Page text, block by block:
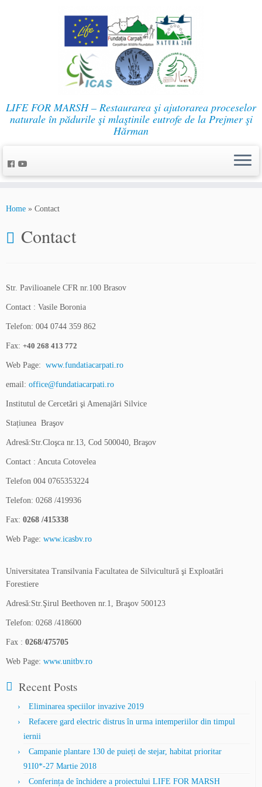
LIFE FOR MARSH – Restaurarea şi ajutorarea proceselor
naturale în pădurile şi mlaştinile eutrofe de la Prejmer şi
Hărman
Home » Contact
Contact
Str. Pavilioanele CFR nr.100 Brasov
Contact : Vasile Boronia
Telefon: 004 0744 359 862
Fax: +40 268 413 772
Web Page: www.fundatiacarpati.ro
email: office@fundatiacarpati.ro
Institutul de Cercetări şi Amenajări Silvice
Stațiunea Braşov
Adresă:Str.Cloşca nr.13, Cod 500040, Braşov
Contact : Ancuta Cotovelea
Telefon 004 0765353224
Telefon: 0268 /419936
Fax: 0268 /415338
Web Page: www.icasbv.ro
Universitatea Transilvania Facultatea de Silvicultură şi Exploatări
Forestiere
Adresă:Str.Şirul Beethoven nr.1, Braşov 500123
Telefon: 0268 /418600
Fax : 0268/475705
Web Page: www.unitbv.ro
Recent Posts
Eliminarea speciilor invazive 2019
Refacere gard electric distrus în urma intemperiilor din timpul
iernii
Campanie plantare 130 de puieți de stejar, habitat prioritar
91I0*-27 Martie 2018
Conferința de închidere a proiectului LIFE FOR MARSH